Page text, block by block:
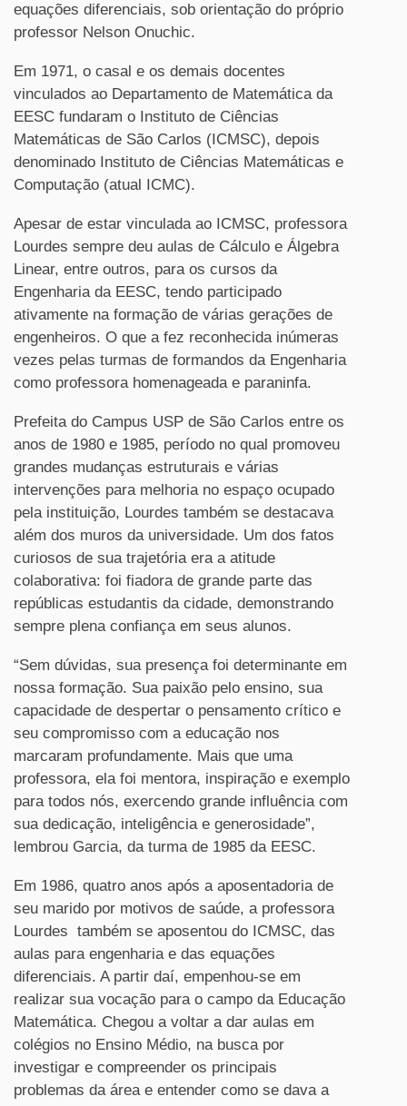
equações diferenciais, sob orientação do próprio
professor Nelson Onuchic.
Em 1971, o casal e os demais docentes
vinculados ao Departamento de Matemática da
EESC fundaram o Instituto de Ciências
Matemáticas de São Carlos (ICMSC), depois
denominado Instituto de Ciências Matemáticas e
Computação (atual ICMC).
Apesar de estar vinculada ao ICMSC, professora
Lourdes sempre deu aulas de Cálculo e Álgebra
Linear, entre outros, para os cursos da
Engenharia da EESC, tendo participado
ativamente na formação de várias gerações de
engenheiros. O que a fez reconhecida inúmeras
vezes pelas turmas de formandos da Engenharia
como professora homenageada e paraninfa.
Prefeita do Campus USP de São Carlos entre os
anos de 1980 e 1985, período no qual promoveu
grandes mudanças estruturais e várias
intervenções para melhoria no espaço ocupado
pela instituição, Lourdes também se destacava
além dos muros da universidade. Um dos fatos
curiosos de sua trajetória era a atitude
colaborativa: foi fiadora de grande parte das
repúblicas estudantis da cidade, demonstrando
sempre plena confiança em seus alunos.
“Sem dúvidas, sua presença foi determinante em
nossa formação. Sua paixão pelo ensino, sua
capacidade de despertar o pensamento crítico e
seu compromisso com a educação nos
marcaram profundamente. Mais que uma
professora, ela foi mentora, inspiração e exemplo
para todos nós, exercendo grande influência com
sua dedicação, inteligência e generosidade”,
lembrou Garcia, da turma de 1985 da EESC.
Em 1986, quatro anos após a aposentadoria de
seu marido por motivos de saúde, a professora
Lourdes também se aposentou do ICMSC, das
aulas para engenharia e das equações
diferenciais. A partir daí, empenhou-se em
realizar sua vocação para o campo da Educação
Matemática. Chegou a voltar a dar aulas em
colégios no Ensino Médio, na busca por
investigar e compreender os principais
problemas da área e entender como se dava a